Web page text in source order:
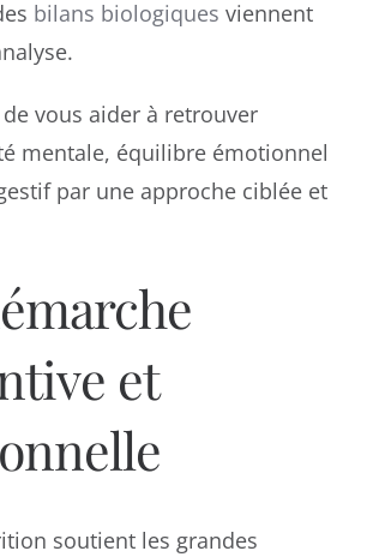
bilans biologiques viennent
de vous aider à retrouver
mentale, équilibre émotionnel
par une approche ciblée et
et
soutient les grandes